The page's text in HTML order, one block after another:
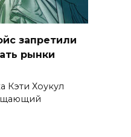
запретили
рынки
Кэти Хоукул